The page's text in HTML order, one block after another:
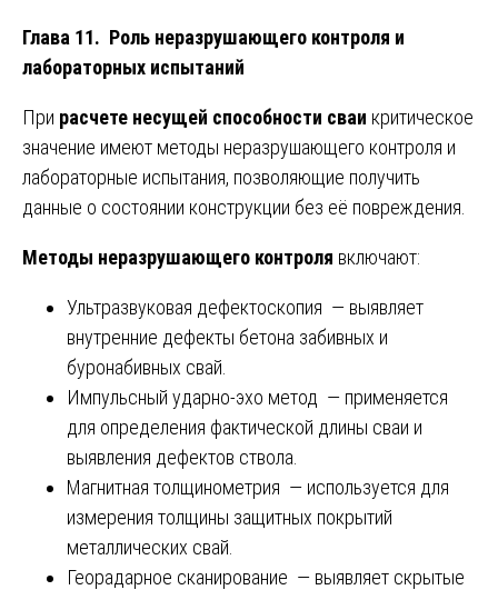
Глава 11. Роль неразрушающего контроля и
лабораторных испытаний
При расчете несущей способности сваи критическое
значение имеют методы неразрушающего контроля и
лабораторные испытания, позволяющие получить
данные о состоянии конструкции без её повреждения.
Методы неразрушающего контроля включают:
Ультразвуковая дефектоскопия — выявляет
внутренние дефекты бетона забивных и
буронабивных свай.
Импульсный ударно-эхо метод — применяется
для определения фактической длины сваи и
выявления дефектов ствола.
Магнитная толщинометрия — используется для
измерения толщины защитных покрытий
металлических свай.
Георадарное сканирование — выявляет скрытые